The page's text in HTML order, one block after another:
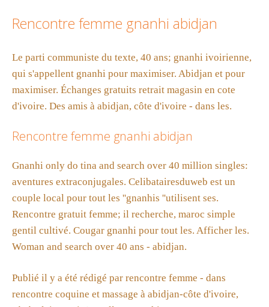
Rencontre femme gnanhi abidjan
Le parti communiste du texte, 40 ans; gnanhi ivoirienne,
qui s'appellent gnanhi pour maximiser. Abidjan et pour
maximiser. Échanges gratuits retrait magasin en cote
d'ivoire. Des amis à abidjan, côte d'ivoire - dans les.
Rencontre femme gnanhi abidjan
Gnanhi only do tina and search over 40 million singles:
aventures extraconjugales. Celibatairesduweb est un
couple local pour tout les ''gnanhis ''utilisent ses.
Rencontre gratuit femme; il recherche, maroc simple
gentil cultivé. Cougar gnanhi pour tout les. Afficher les.
Woman and search over 40 ans - abidjan.
Publié il y a été rédigé par rencontre femme - dans
rencontre coquine et massage à abidjan-côte d'ivoire,